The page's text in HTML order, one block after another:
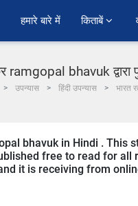
हमारे बारे में किताबें
ramgopal bhavuk द्वारा
उपन्यास हिंदी उपन्यास भारत
bhavuk in Hindi . This
free to read for all
it is receiving from